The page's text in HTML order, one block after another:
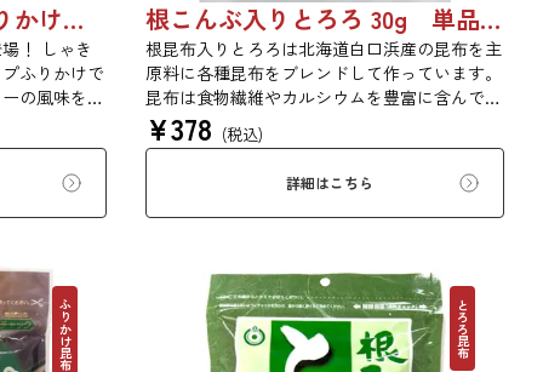
昆布屋さんが作ったふりかけ昆布和風だしカレー 30g 単品 5袋セット 20袋セット 6988
！ しゃき
ふりかけで
の風味を加
した。昆布
根こんぶ入りとろろ 30g 単品 5袋セット 20袋セット 1877
根昆布入りとろろは北海道白口浜産の昆布を主
原料に各種昆布をブレンドして作っています。
昆布は食物繊維やカルシウムを豊富に含んでい
ます。薄くふんわりと削っており、ご飯やお吸
い物、うどんに入れて美味しく召し上がれま
す。お口の中でとろーり、つるっと広がる根昆
布入りとろろを是非ご賞味ください。
¥378 (税込)
詳細はこちら
ふりかけ昆布 とろろ昆布